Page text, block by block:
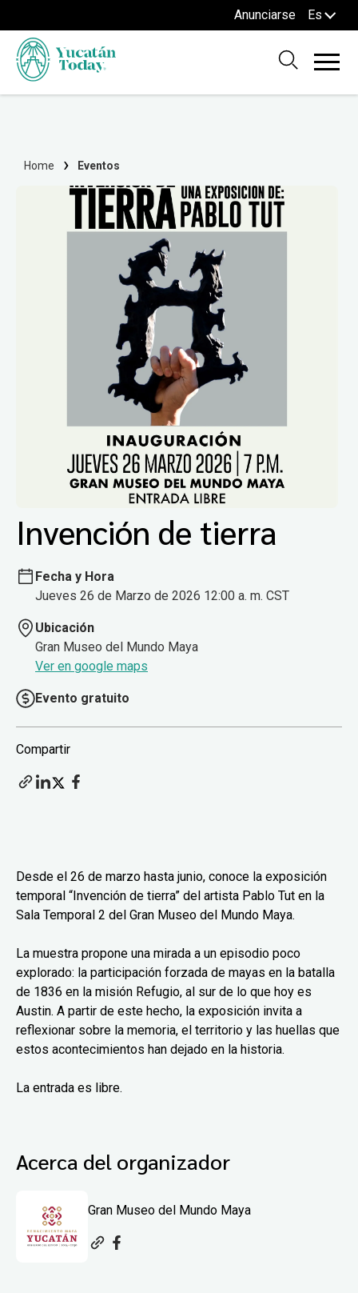
Anunciarse Es
Home Eventos
Invención de tierra
Fecha y Hora
Jueves 26 de Marzo de 2026 12:00 a. m. CST
Ubicación
Gran Museo del Mundo Maya
Ver en google maps
Evento gratuito
Compartir
Desde el 26 de marzo hasta junio, conoce la exposición
temporal “Invención de tierra” del artista Pablo Tut en la
Sala Temporal 2 del Gran Museo del Mundo Maya.
La muestra propone una mirada a un episodio poco
explorado: la participación forzada de mayas en la batalla
de 1836 en la misión Refugio, al sur de lo que hoy es
Austin. A partir de este hecho, la exposición invita a
reflexionar sobre la memoria, el territorio y las huellas que
estos acontecimientos han dejado en la historia.
La entrada es libre.
Acerca del organizador
Gran Museo del Mundo Maya